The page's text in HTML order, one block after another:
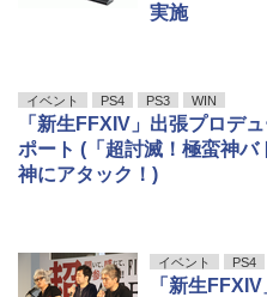
実施
イベント PS4 PS3 WIN
「新生FFXIV」出張プロデ
ポート (「超討滅！極蛮神
神にアタック！)
イベント PS4
「新生